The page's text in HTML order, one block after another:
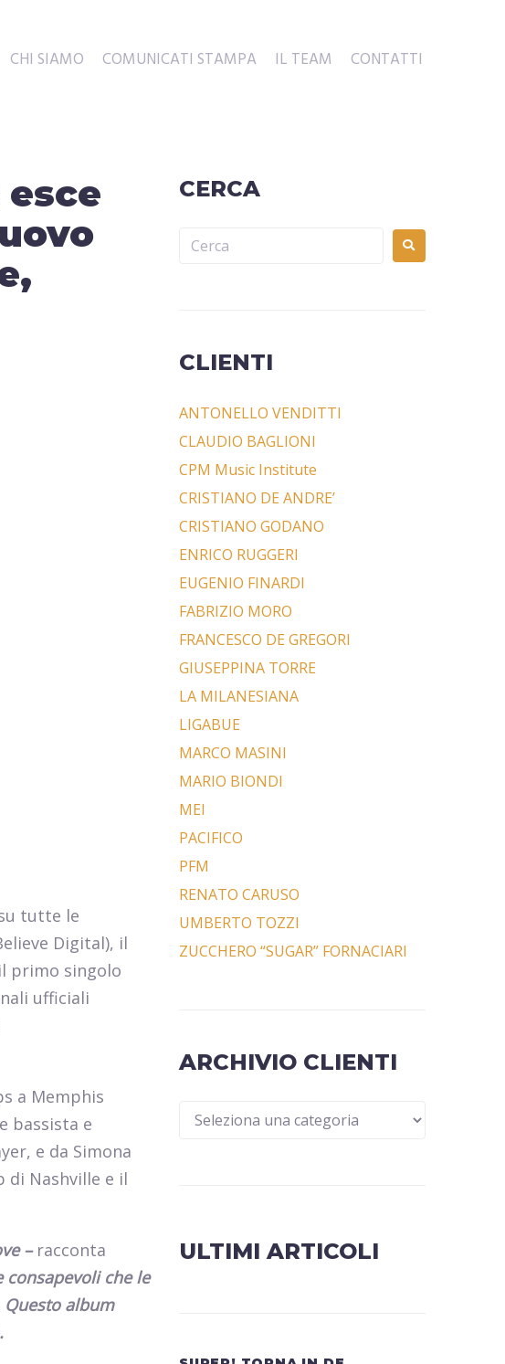
CHI SIAMO COMUNICATI STAMPA IL TEAM CONTATTI
esce
tutte le
Digital), il
primo singolo
ufficiali
a Memphis
bassista e
e da Simona
di Nashville e il
– racconta
consapevoli che le
album
CERCA
CLIENTI
ANTONELLO VENDITTI
CLAUDIO BAGLIONI
CPM Music Institute
CRISTIANO DE ANDRE’
CRISTIANO GODANO
ENRICO RUGGERI
EUGENIO FINARDI
FABRIZIO MORO
FRANCESCO DE GREGORI
GIUSEPPINA TORRE
LA MILANESIANA
LIGABUE
MARCO MASINI
MARIO BIONDI
MEI
PACIFICO
PFM
RENATO CARUSO
UMBERTO TOZZI
ZUCCHERO “SUGAR” FORNACIARI
ARCHIVIO CLIENTI
ULTIMI ARTICOLI